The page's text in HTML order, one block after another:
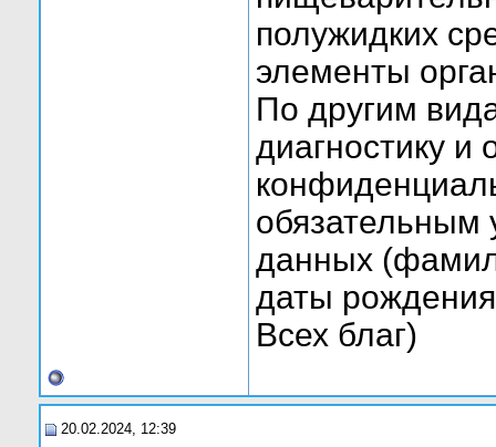
полужидких
элементы
По другим
диагностику и
обязательным
данных
даты
Всех благ)
20.02.2024, 12:39